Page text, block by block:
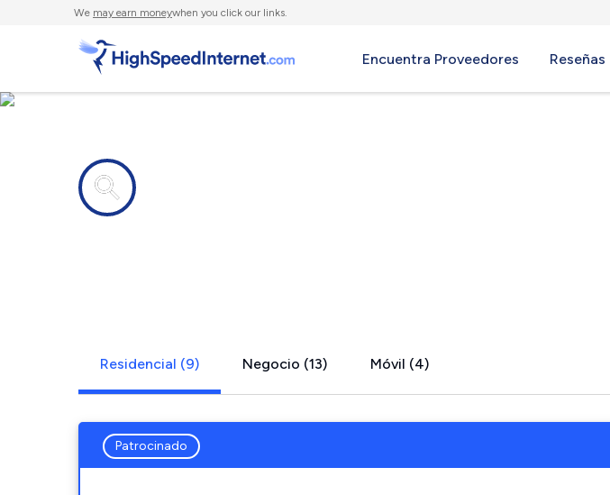
We may earn moneywhen you click our links.
Encuentra Proveedores Reseñas
Residencial (9) Negocio (13) Móvil (4)
Patrocinado